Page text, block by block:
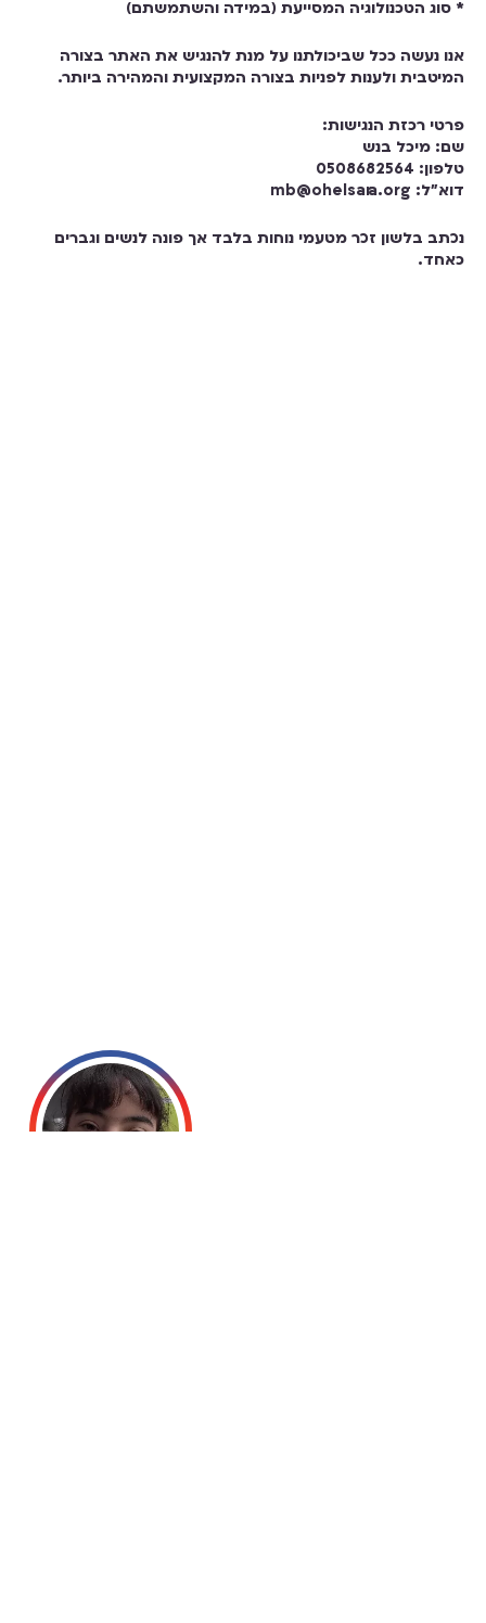
* סוג הטכנולוגיה המסייעת (במידה והשתמשתם)
אנו נעשה ככל שביכולתנו על מנת להנגיש את האתר בצורה
המיטבית ולענות לפניות בצורה המקצועית והמהירה ביותר.
פרטי רכזת הנגישות:
שם: מיכל בנש
טלפון: 0508682564
דוא”ל: mb@ohelsara.org
נכתב בלשון זכר מטעמי נוחות בלבד אך פונה לנשים וגברים
כאחד.